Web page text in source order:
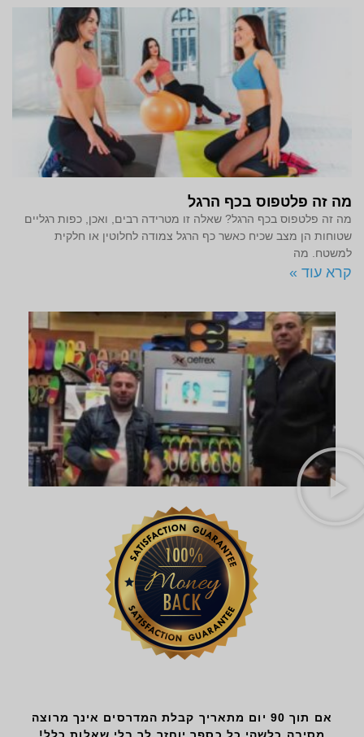
מה זה פלטפוס בכף הרגל
מה זה פלטפוס בכף הרגל? שאלה זו מטרידה רבים, ואכן, כפות רגליים
שטוחות הן מצב שכיח כאשר כף הרגל צמודה לחלוטין או חלקית
למשטח. מה
קרא עוד »
אם תוך 90 יום מתאריך קבלת המדרסים אינך מרוצה